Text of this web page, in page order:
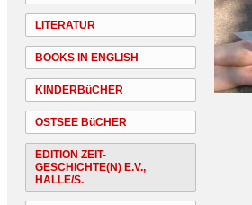
LITERATUR
BOOKS IN ENGLISH
KINDERBüCHER
OSTSEE BüCHER
EDITION ZEIT-
GESCHICHTE(N) E.V.,
HALLE/S.